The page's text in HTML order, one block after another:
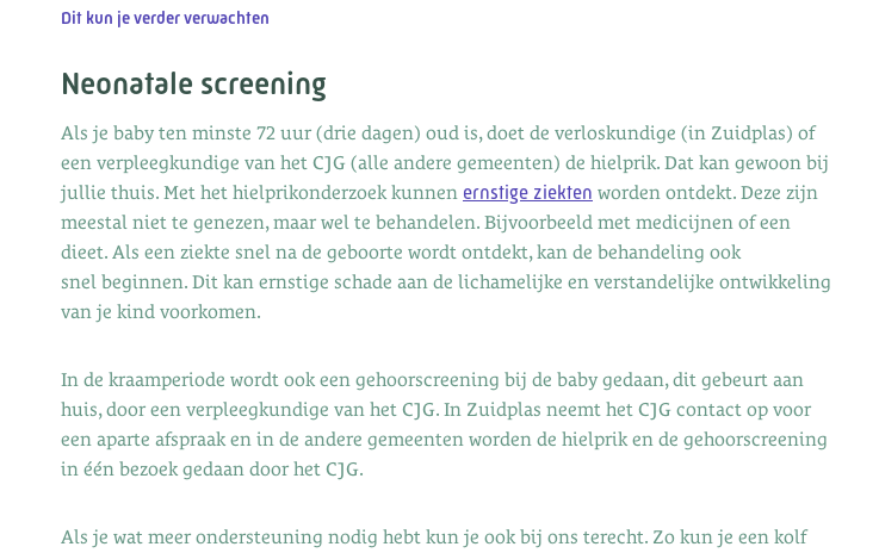
Dit kun je verder verwachten
Neonatale screening
Als je baby ten minste 72 uur (drie dagen) oud is, doet de verloskundige (in Zuidplas) of
een verpleegkundige van het CJG (alle andere gemeenten) de hielprik. Dat kan gewoon bij
jullie thuis. Met het hielprikonderzoek kunnen ernstige ziekten worden ontdekt. Deze zijn
meestal niet te genezen, maar wel te behandelen. Bijvoorbeeld met medicijnen of een
dieet. Als een ziekte snel na de geboorte wordt ontdekt, kan de behandeling ook
snel beginnen. Dit kan ernstige schade aan de lichamelijke en verstandelijke ontwikkeling
van je kind voorkomen.
In de kraamperiode wordt ook een gehoorscreening bij de baby gedaan, dit gebeurt aan
huis, door een verpleegkundige van het CJG. In Zuidplas neemt het CJG contact op voor
een aparte afspraak en in de andere gemeenten worden de hielprik en de gehoorscreening
in één bezoek gedaan door het CJG.
Als je wat meer ondersteuning nodig hebt kun je ook bij ons terecht. Zo kun je een kolf